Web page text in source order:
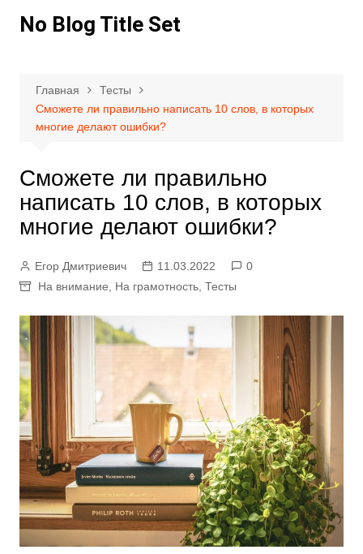
No Blog Title Set
Главная
Тесты
Сможете ли правильно написать 10 слов, в которых
многие делают ошибки?
Сможете ли правильно
написать 10 слов, в которых
многие делают ошибки?
Егор Дмитриевич 11.03.2022
0
На внимание
На грамотность, Тесты